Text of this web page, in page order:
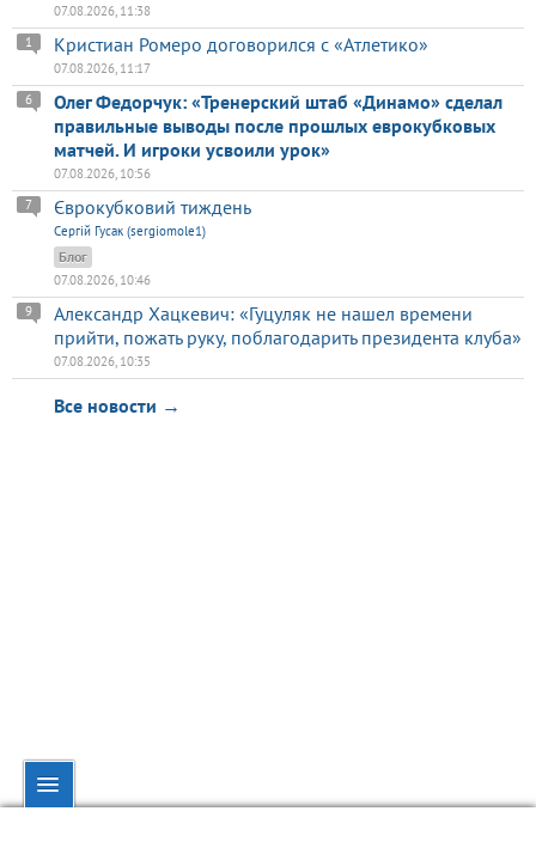
07.08.2026, 11:38
Кристиан Ромеро договорился с «Атлетико»
1
07.08.2026, 11:17
Олег Федорчук: «Тренерский штаб «Динамо» сделал
правильные выводы после прошлых еврокубковых
матчей. И игроки усвоили урок»
6
07.08.2026, 10:56
Єврокубковий тиждень
7
Сергій Гусак (sergiomole1)
Блог
07.08.2026, 10:46
Александр Хацкевич: «Гуцуляк не нашел времени
прийти, пожать руку, поблагодарить президента клуба»
9
07.08.2026, 10:35
Все новости →